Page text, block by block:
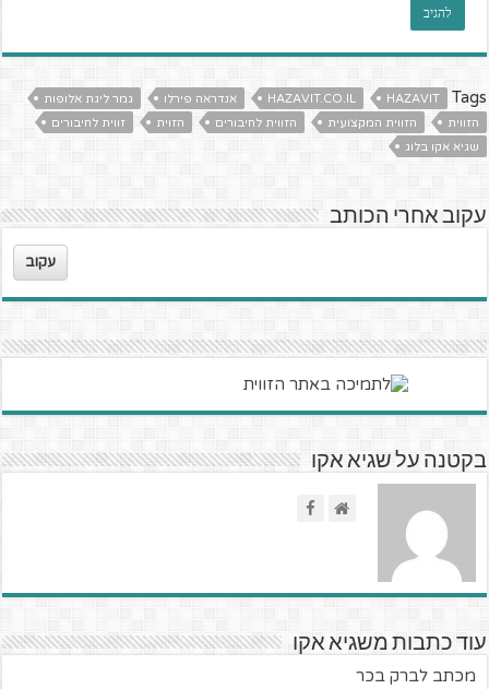
Tags
HAZAVIT
HAZAVIT.CO.IL אנדראה פירלו
גמר ליגת אלופות
הזווית
הזווית המקצועית הזווית לחיבורים הזוית
זווית לחיבורים
שגיא אקו בלוג
עקוב אחרי הכותב
עקוב
בקטנה על שגיא אקו
עוד כתבות משגיא אקו
מכתב לברק בכר